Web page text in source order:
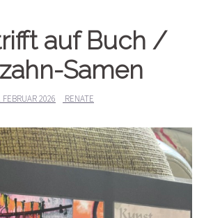
auf Buch /
Samen
FEBRUAR 2026 RENATE